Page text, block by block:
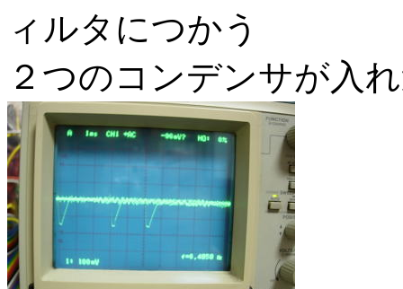
ィルタにつかう
２つのコンデンサが入